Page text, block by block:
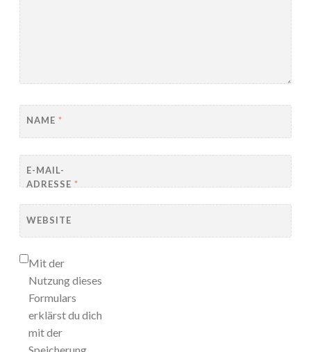
NAME *
E-MAIL-
ADRESSE *
WEBSITE
Mit der
Nutzung dieses
Formulars
erklärst du dich
mit der